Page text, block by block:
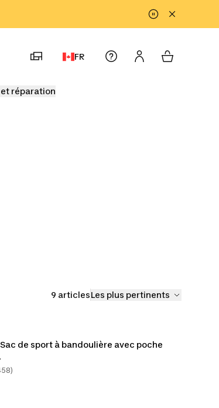
FR
réparation
9 articlesLes plus pertinents
Sac de sport à bandoulière avec poche